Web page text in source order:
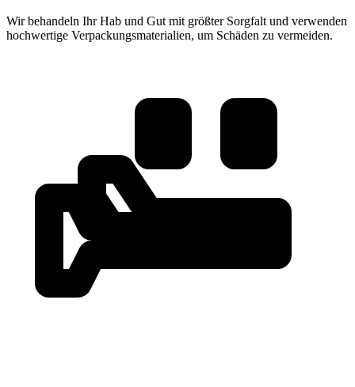
Wir behandeln Ihr Hab und Gut mit größter Sorgfalt und verwenden
hochwertige Verpackungsmaterialien, um Schäden zu vermeiden.